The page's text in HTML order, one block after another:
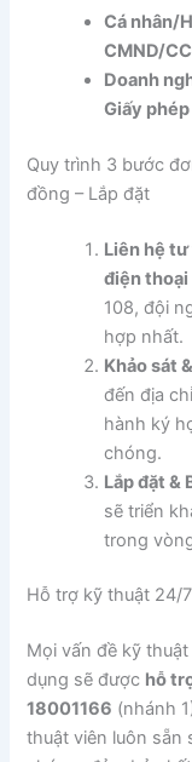
Cá nhân/
CMND/
Doanh
Giấy
Quy trình 3 bước
đồng – Lắp đặt
Liên hệ tư
điện thoại
108, đội
hợp nhất.
Khảo sát
đến địa
hành ký
chóng.
Lắp đặt &
sẽ triển
trong
Hỗ trợ kỹ thuật 24/
Mọi vấn đề kỹ
dụng sẽ được hỗ
18001166 (nhánh
thuật viên luôn sẵn